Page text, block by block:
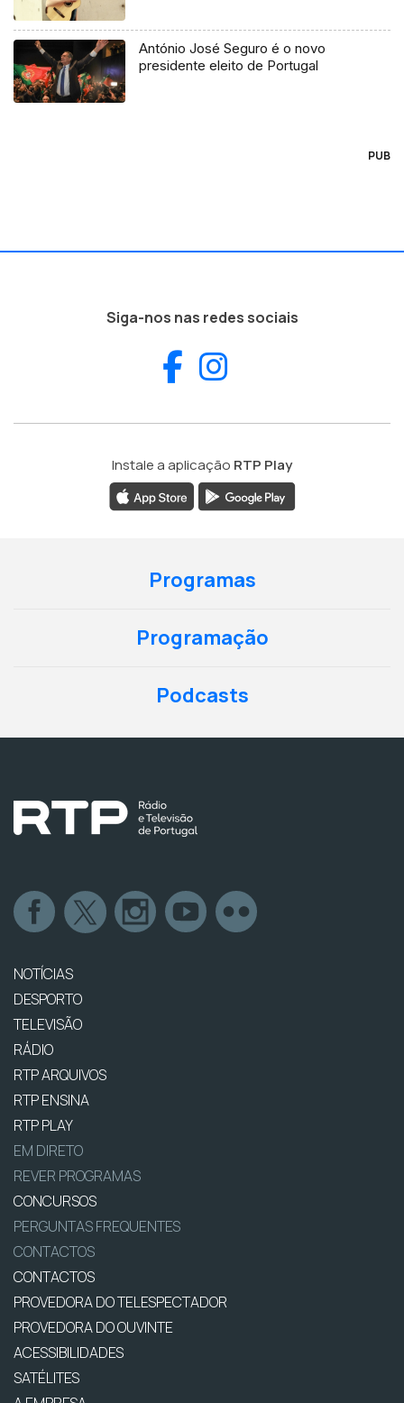
António José Seguro é o novo
presidente eleito de Portugal
PUB
Siga-nos nas redes sociais
Facebook
Instale a aplicação RTP Play
Programas
Programação
Podcasts
NOTÍCIAS
DESPORTO
TELEVISÃO
RÁDIO
RTP ARQUIVOS
RTP ENSINA
RTP PLAY
EM DIRETO
REVER PROGRAMAS
CONCURSOS
PERGUNTAS FREQUENTES
CONTACTOS
CONTACTOS
PROVEDORA DO TELESPECTADOR
PROVEDORA DO OUVINTE
ACESSIBILIDADES
SATÉLITES